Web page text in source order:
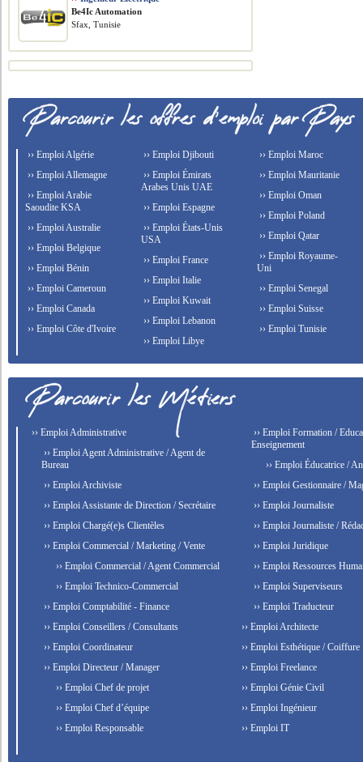
Be4Ic Automation
Sfax, Tunisie
›› Emploi Algérie
›› Emploi Allemagne
›› Emploi Arabie
Saoudite KSA
›› Emploi Australie
›› Emploi Belgique
›› Emploi Bénin
›› Emploi Cameroun
›› Emploi Canada
›› Emploi Côte d'Ivoire
›› Emploi Djibouti
›› Emploi Émirats
Arabes Unis UAE
›› Emploi Espagne
›› Emploi États-Unis
USA
›› Emploi France
›› Emploi Italie
›› Emploi Kuwait
›› Emploi Lebanon
›› Emploi Libye
›› Emploi Maroc
›› Emploi Mauritanie
›› Emploi Oman
›› Emploi Poland
›› Emploi Qatar
›› Emploi Royaume-
Uni
›› Emploi Senegal
›› Emploi Suisse
›› Emploi Tunisie
›› Emploi Administrative
›› Emploi Agent Administrative / Agent de
Bureau
›› Emploi Archiviste
›› Emploi Assistante de Direction / Secrétaire
›› Emploi Chargé(e)s Clientèles
›› Emploi Commercial / Marketing / Vente
›› Emploi Commercial / Agent Commercial
›› Emploi Technico-Commercial
›› Emploi Comptabilité - Finance
›› Emploi Conseillers / Consultants
›› Emploi Coordinateur
›› Emploi Directeur / Manager
›› Emploi Chef de projet
›› Emploi Chef d’équipe
›› Emploi Responsable
›› Emploi Formation /
Enseignement
›› Emploi Éducatrice /
›› Emploi Gestionnaire /
›› Emploi Journaliste
›› Emploi Journaliste /
›› Emploi Juridique
›› Emploi Ressources
›› Emploi Superviseurs
›› Emploi Traducteur
›› Emploi Architecte
›› Emploi Esthétique / Coiffure
›› Emploi Freelance
›› Emploi Génie Civil
›› Emploi Ingénieur
›› Emploi IT